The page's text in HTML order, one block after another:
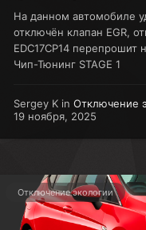
На данном автомобиле
отключён клапан EGR,
EDC17CP14 перепрошит
Чип-Тюнинг STAGE 1
Sergey K in Отключение
19 ноября, 2025
Отключение экологии